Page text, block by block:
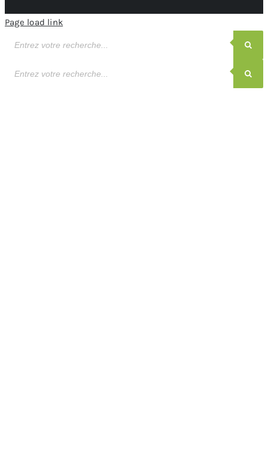
Page load link
de
de